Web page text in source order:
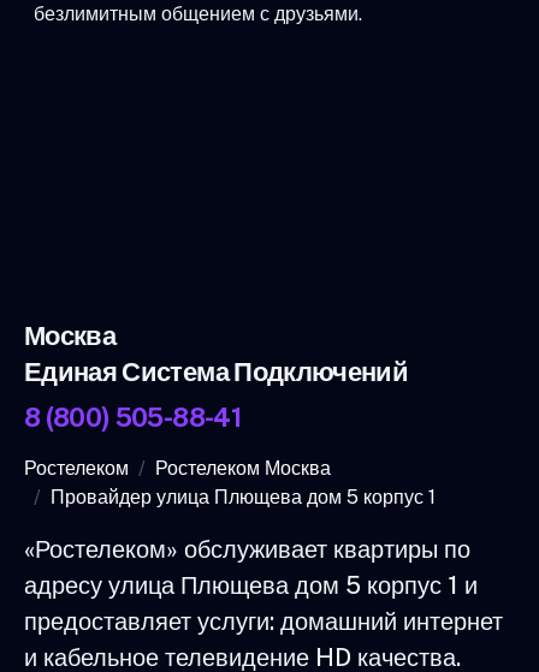
безлимитным общением с друзьями.
Москва
Единая Система Подключений
8 (800) 505-88-41
Ростелеком
Ростелеком Москва
Провайдер улица Плющева дом 5 корпус 1
«Ростелеком» обслуживает квартиры по
адресу улица Плющева дом 5 корпус 1 и
предоставляет услуги: домашний интернет
и кабельное телевидение HD качества.